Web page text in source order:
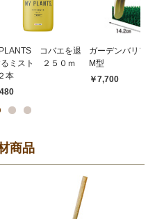
コバエを退
るミスト ２５０ｍ
本
ガーデンバリアミ
M型
￥7,700
商品